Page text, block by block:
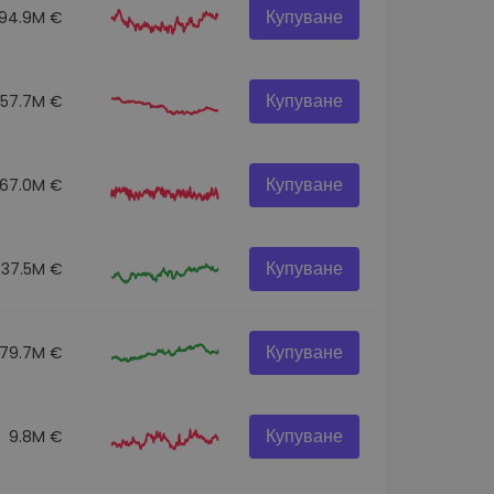
94.9M € Купуване
57.7M € Купуване
67.0M € Купуване
37.5M € Купуване
€ Купуване
9.8M € Купуване